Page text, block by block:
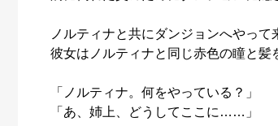
ノルティナと共にダンジョンへやっ
彼女はノルティナと同じ赤色の瞳と
「ノルティナ。何をやっている？」
「あ、姉上、どうしてここに……」